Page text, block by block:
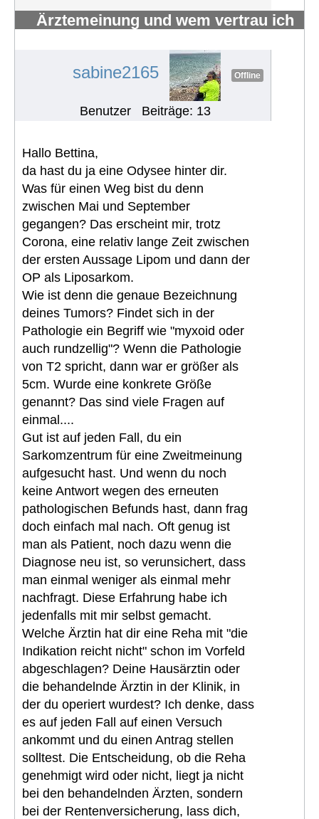
Ärztemeinung und wem vertrau ich
sabine2165 Offline
Benutzer Beiträge: 13
Hallo Bettina,
da hast du ja eine Odysee hinter dir.
Was für einen Weg bist du denn
zwischen Mai und September
gegangen? Das erscheint mir, trotz
Corona, eine relativ lange Zeit zwischen
der ersten Aussage Lipom und dann der
OP als Liposarkom.
Wie ist denn die genaue Bezeichnung
deines Tumors? Findet sich in der
Pathologie ein Begriff wie "myxoid oder
auch rundzellig"? Wenn die Pathologie
von T2 spricht, dann war er größer als
5cm. Wurde eine konkrete Größe
genannt? Das sind viele Fragen auf
einmal....
Gut ist auf jeden Fall, du ein
Sarkomzentrum für eine Zweitmeinung
aufgesucht hast. Und wenn du noch
keine Antwort wegen des erneuten
pathologischen Befunds hast, dann frag
doch einfach mal nach. Oft genug ist
man als Patient, noch dazu wenn die
Diagnose neu ist, so verunsichert, dass
man einmal weniger als einmal mehr
nachfragt. Diese Erfahrung habe ich
jedenfalls mit mir selbst gemacht.
Welche Ärztin hat dir eine Reha mit "die
Indikation reicht nicht" schon im Vorfeld
abgeschlagen? Deine Hausärztin oder
die behandelnde Ärztin in der Klinik, in
der du operiert wurdest? Ich denke, dass
es auf jeden Fall auf einen Versuch
ankommt und du einen Antrag stellen
solltest. Die Entscheidung, ob die Reha
genehmigt wird oder nicht, liegt ja nicht
bei den behandelnden Ärzten, sondern
bei der Rentenversicherung, lass dich,